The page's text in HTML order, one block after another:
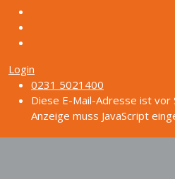
Login
0231 5021400
Diese E-Mail-Adresse ist
Anzeige muss JavaScript